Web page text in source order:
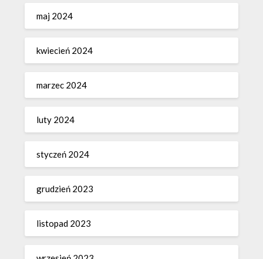
maj 2024
kwiecień 2024
marzec 2024
luty 2024
styczeń 2024
grudzień 2023
listopad 2023